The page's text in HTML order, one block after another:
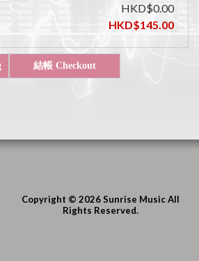
HKD$0.00
HKD$145.00
Copyright © 2026 Sunrise Music All
Rights Reserved.